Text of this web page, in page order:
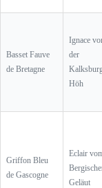
Basset Fauve
de Bretagne
Ignace
der
Höh
Griffon Bleu
de Gascogne
Eclair
Geläut